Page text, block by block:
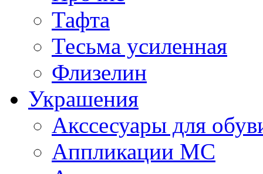
Тафта
Тесьма усиленная
Флизелин
Украшения
Акссесуары для
Аппликации МС